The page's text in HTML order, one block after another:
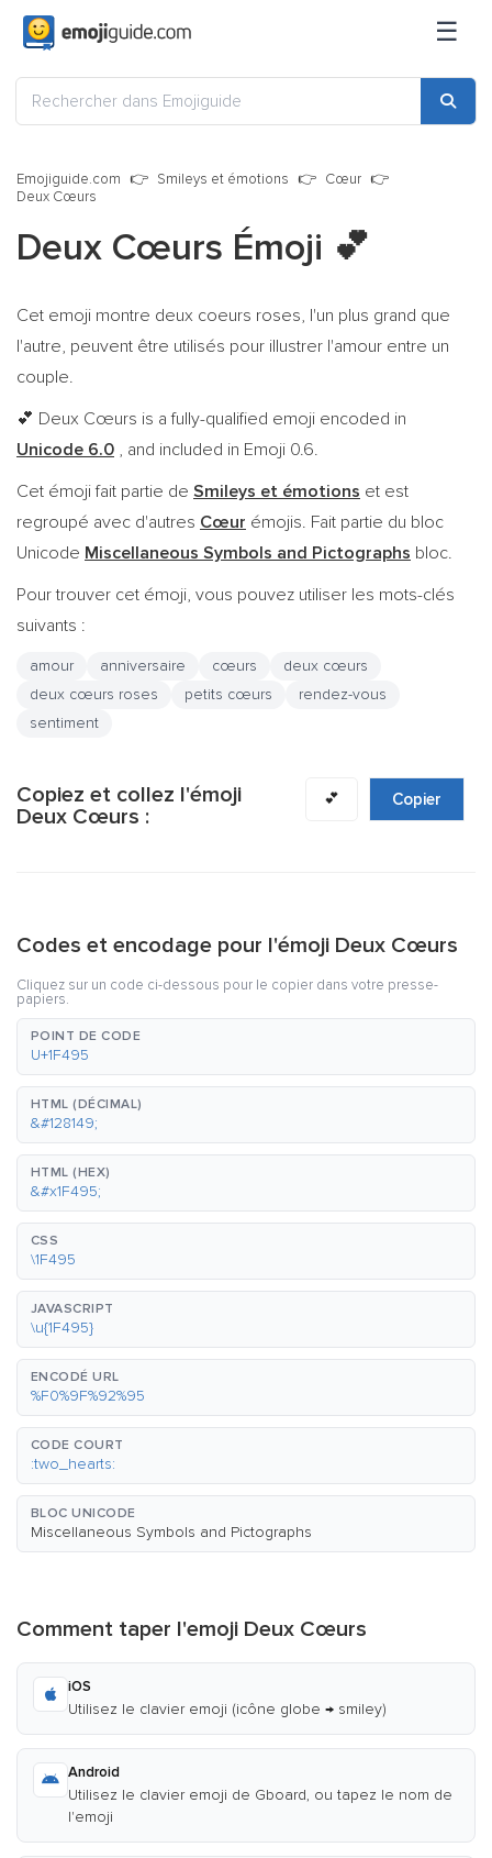
☰
Emojiguide.com Smileys et émotions
Cœur
Deux Cœurs
Deux Cœurs Émoji 💕
Cet emoji montre deux coeurs roses, l'un plus grand que
l'autre, peuvent être utilisés pour illustrer l'amour entre un
couple.
💕 Deux Cœurs is a fully-qualified emoji encoded in
Unicode 6.0 , and included in Emoji 0.6.
Cet émoji fait partie de Smileys et émotions et est
regroupé avec d'autres Cœur émojis. Fait partie du bloc
Unicode Miscellaneous Symbols and Pictographs bloc.
Pour trouver cet émoji, vous pouvez utiliser les mots-clés
suivants :
amour anniversaire cœurs
deux cœurs
deux cœurs roses
petits cœurs
rendez-vous
sentiment
Copiez et collez l'émoji
Deux Cœurs :
💕 Copier
Codes et encodage pour l'émoji Deux Cœurs
Cliquez sur un code ci-dessous pour le copier dans votre presse-
papiers.
POINT DE CODE
U+1F495
HTML (DÉCIMAL)
&#128149;
HTML (HEX)
&#x1F495;
CSS
\1F495
JAVASCRIPT
\u{1F495}
ENCODÉ URL
%F0%9F%92%95
CODE COURT
:two_hearts:
BLOC UNICODE
Miscellaneous Symbols and Pictographs
Comment taper l'emoji Deux Cœurs
iOS
Utilisez le clavier emoji (icône globe → smiley)
Android
Utilisez le clavier emoji de Gboard, ou tapez le nom de
l'emoji